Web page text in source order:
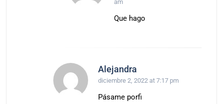
am
Que hago
Alejandra
diciembre 2, 2022 at 7:17 pm
Pásame porfi